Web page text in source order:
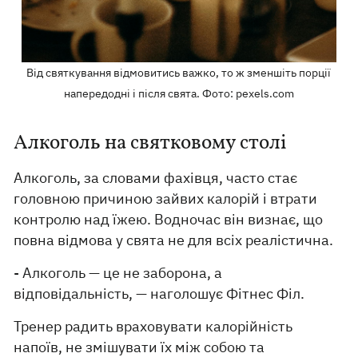
Від святкування відмовитись важко, то ж зменшіть порції
напередодні і після свята. Фото: pexels.com
Алкоголь на святковому столі
Алкоголь, за словами фахівця, часто стає
головною причиною зайвих калорій і втрати
контролю над їжею. Водночас він визнає, що
повна відмова у свята не для всіх реалістична.
- Алкоголь — це не заборона, а
відповідальність, — наголошує Фітнес Філ.
Тренер радить враховувати калорійність
напоїв, не змішувати їх між собою та